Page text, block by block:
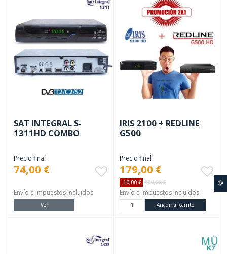
SAT INTEGRAL S-
1311HD COMBO
Precio final
74,00 €
Envío e impuestos incluidos
Ver
IRIS 2100 + REDLINE
G500
Precio final
179,00 €
-10,00 € 189,00 €
Envío e impuestos incluidos
Añadir al carrito
🍪